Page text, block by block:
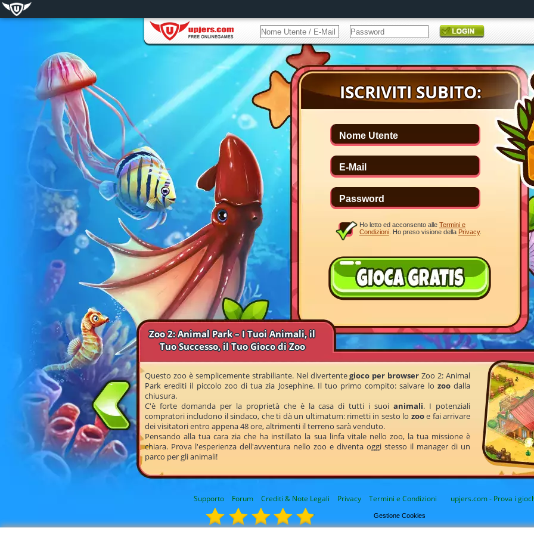
Supporto Forum Crediti & Note Legali Privacy Termini e Condizioni upjers.com - Prova i
Gestione Cookies
Zoo 2: Animal Park – I Tuoi Animali, il
Tuo Successo, il Tuo Gioco di Zoo
Questo zoo è semplicemente strabiliante. Nel divertentegioco per browser Zoo 2: Animal
Park erediti il piccolo zoo di tua zia Josephine. Il tuo primo compito: salvare lo zoodalla
chiusura.
C'è forte domanda per la proprietà che è la casa di tutti i suoianimali. I potenziali
compratori includono il sindaco, che ti dà un ultimatum: rimetti in sesto lo zooe fai arrivare
dei visitatori entro appena 48 ore, altrimenti il terreno sarà venduto.
Pensando alla tua cara zia che ha instillato la sua linfa vitale nello zoo, la tua missione è
chiara. Prova l'esperienza dell'avventura nello zoo e diventa oggi stesso il manager di un
parco per gli animali!
Ho letto ed acconsento alle Termini e
Condizioni . Ho preso visione della Privacy.